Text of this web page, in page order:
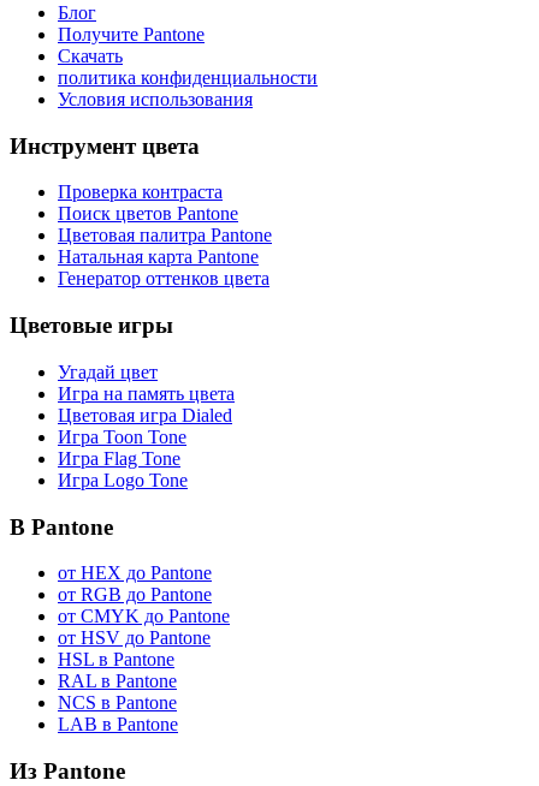
Блог
Получите Pantone
Скачать
политика конфиденциальности
Условия использования
Инструмент цвета
Проверка контраста
Поиск цветов Pantone
Цветовая палитра Pantone
Натальная карта Pantone
Генератор оттенков цвета
Цветовые игры
Угадай цвет
Игра на память цвета
Цветовая игра Dialed
Игра Toon Tone
Игра Flag Tone
Игра Logo Tone
В Pantone
от HEX до Pantone
от RGB до Pantone
от CMYK до Pantone
от HSV до Pantone
HSL в Pantone
RAL в Pantone
NCS в Pantone
LAB в Pantone
Из Pantone